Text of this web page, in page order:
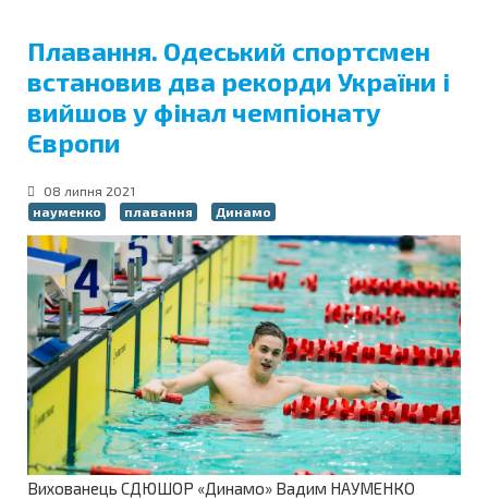
Плавання. Одеський спортсмен
встановив два рекорди України і
вийшов у фінал чемпіонату
Європи
08 липня 2021
науменко
плавання Динамо
Вихованець СДЮШОР «Динамо» Вадим НАУМЕНКО